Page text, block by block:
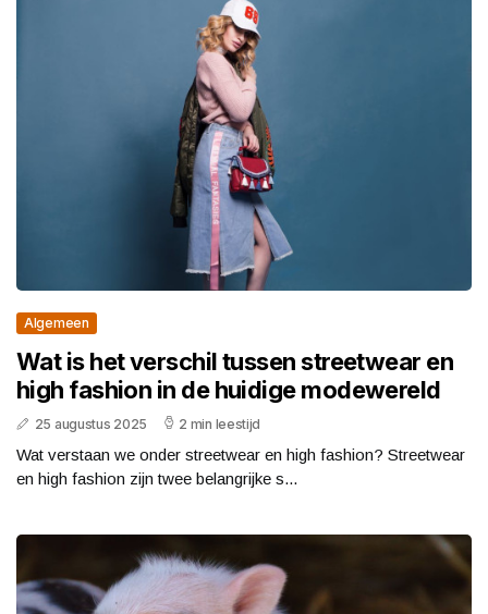
Algemeen
Wat is het verschil tussen streetwear en
high fashion in de huidige modewereld
25 augustus 2025 2 min leestijd
Wat verstaan we onder streetwear en high fashion? Streetwear
en high fashion zijn twee belangrijke s...